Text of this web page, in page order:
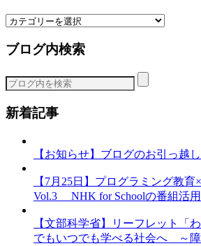
カ
ゴ
ー
ブログ内検索
新着記事
【お知らせ】ブログのお引っ越
【7月25日】プログラミング教育
Vol.3 NHK for Schoolの番組活用
【文部科学省】リーフレット
でもいつでも学べる社会へ ～